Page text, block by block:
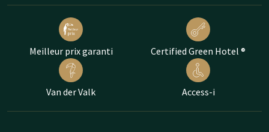
Meilleur prix garanti Certified Green Hotel ®
Van der Valk Access-i